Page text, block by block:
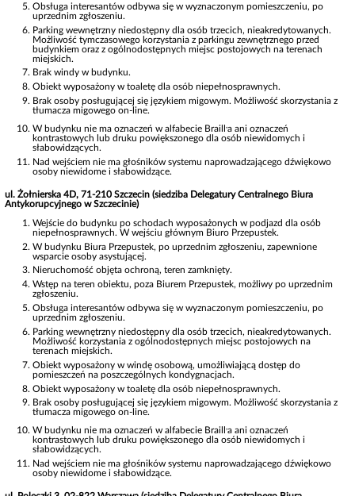
Obsługa interesantów odbywa się w wyznaczonym pomieszczeniu, po
uprzednim zgłoszeniu.
Parking wewnętrzny niedostępny dla osób trzecich, nieakredytowanych.
Możliwość tymczasowego korzystania z parkingu zewnętrznego przed
budynkiem oraz z ogólnodostępnych miejsc postojowych na terenach
miejskich.
Brak windy w budynku.
Obiekt wyposażony w toaletę dla osób niepełnosprawnych.
Brak osoby posługującej się językiem migowym. Możliwość skorzystania z
tłumacza migowego on-line.
W budynku nie ma oznaczeń w alfabecie Braill
a ani oznaczeń
kontrastowych lub druku powiększonego dla osób niewidomych i
słabowidzących.
Nad wejściem nie ma głośników systemu naprowadzającego dźwiękowo
osoby niewidome i słabowidzące.
ul. Żołnierska 4D, 71-210 Szczecin (siedziba Delegatury Centralnego Biura
Antykorupcyjnego w Szczecinie)
Wejście do budynku po schodach wyposażonych w podjazd dla osób
niepełnosprawnych. W wejściu głównym Biuro Przepustek.
W budynku Biura Przepustek, po uprzednim zgłoszeniu, zapewnione
wsparcie osoby asystującej.
Nieruchomość objęta ochroną, teren zamknięty.
Wstęp na teren obiektu, poza Biurem Przepustek, możliwy po uprzednim
zgłoszeniu.
Obsługa interesantów odbywa się w wyznaczonym pomieszczeniu, po
uprzednim zgłoszeniu.
Parking wewnętrzny niedostępny dla osób trzecich, nieakredytowanych.
Możliwość korzystania z ogólnodostępnych miejsc postojowych na
terenach miejskich.
Obiekt wyposażony w windę osobową, umożliwiającą dostęp do
pomieszczeń na poszczególnych kondygnacjach.
Obiekt wyposażony w toaletę dla osób niepełnosprawnych.
Brak osoby posługującej się językiem migowym. Możliwość skorzystania z
tłumacza migowego on-line.
W budynku nie ma oznaczeń w alfabecie Braill ,a ani oznaczeń
kontrastowych lub druku powiększonego dla osób niewidomych i
słabowidzących.
Nad wejściem nie ma głośników systemu naprowadzającego dźwiękowo
osoby niewidome i słabowidzące.